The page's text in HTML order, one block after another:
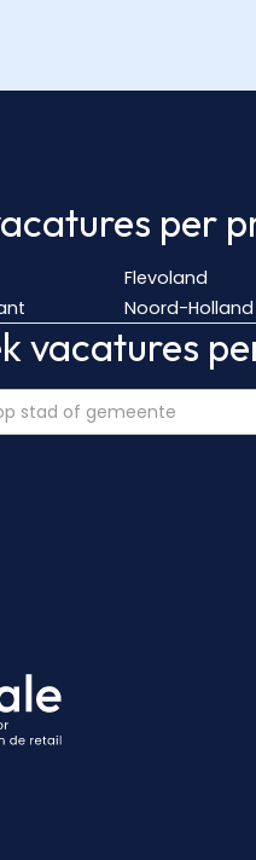
per
Flevoland
Noord-Holland
vacatures